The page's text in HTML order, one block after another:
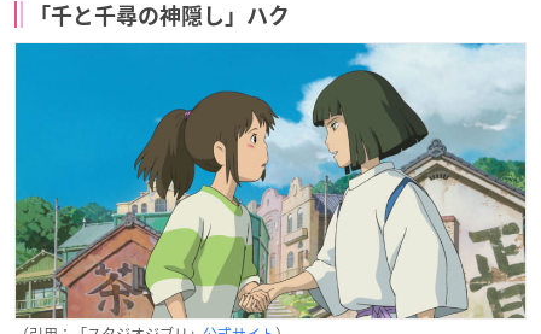
「千と千尋の神隠し」ハク